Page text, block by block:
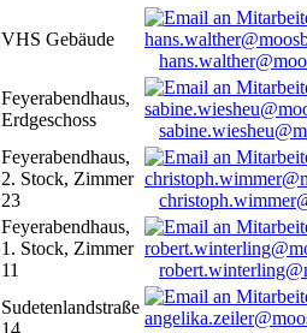
VHS Gebäude
Feyerabendhaus,
Erdgeschoss
Feyerabendhaus,
2. Stock, Zimmer
23
Feyerabendhaus,
1. Stock, Zimmer
11
Sudetenlandstraße
14